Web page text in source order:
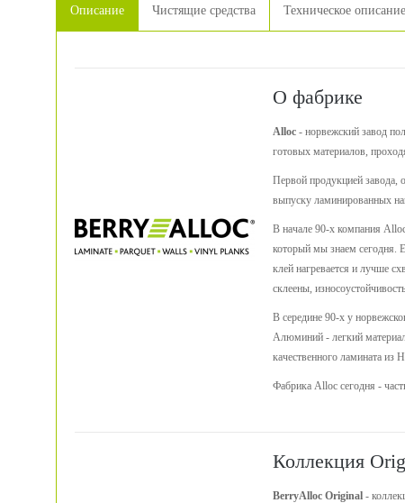
Описание Чистящие средства Техническое описание
О фабрике
Alloc - норвежский завод
готовых материалов,
Первой продукцией завода,
выпуску ламинированных
В начале 90-х компания
который мы знаем сегодня.
клей нагревается и лучше
склеены,
В середине 90-х у
Алюминий - легкий
качественного ламината из
Фабрика Alloc сегодня -
Коллекция
BerryAlloc Original -